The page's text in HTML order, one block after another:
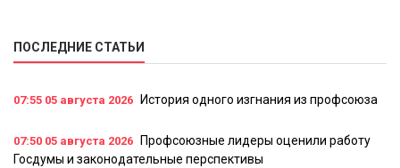
ПОСЛЕДНИЕ СТАТЬИ
07:55 05 августа 2026 История одного изгнания из профсоюза
07:50 05 августа 2026
Профсоюзные лидеры оценили работу
Госдумы и законодательные перспективы